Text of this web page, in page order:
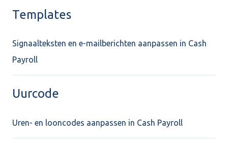
Templates
Signaalteksten en e-mailberichten aanpassen in Cash
Payroll
Uurcode
Uren- en looncodes aanpassen in Cash Payroll